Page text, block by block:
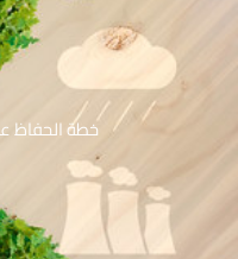
خطة الحفاظ